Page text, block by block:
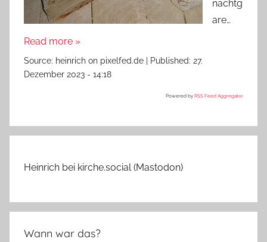
nachtg
are…
Read more »
Source: heinrich on pixelfed.de Published: 27.
Dezember 2023 - 14:18
Powered by RSS Feed Aggregator
Heinrich bei kirche.social (Mastodon)
Wann war das?